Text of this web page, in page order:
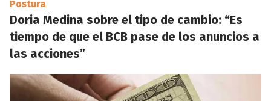
Postura
Doria Medina sobre el tipo de cambio: “Es
tiempo de que el BCB pase de los anuncios a
las acciones”